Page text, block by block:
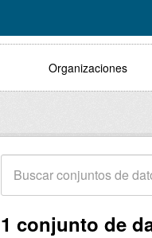
Organizaciones
1 conjunto de